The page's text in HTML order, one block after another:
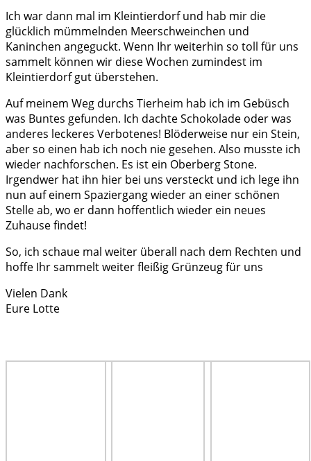
Ich war dann mal im Kleintierdorf und hab mir die
glücklich mümmelnden Meerschweinchen und
Kaninchen angeguckt. Wenn Ihr weiterhin so toll für uns
sammelt können wir diese Wochen zumindest im
Kleintierdorf gut überstehen.
Auf meinem Weg durchs Tierheim hab ich im Gebüsch
was Buntes gefunden. Ich dachte Schokolade oder was
anderes leckeres Verbotenes! Blöderweise nur ein Stein,
aber so einen hab ich noch nie gesehen. Also musste ich
wieder nachforschen. Es ist ein Oberberg Stone.
Irgendwer hat ihn hier bei uns versteckt und ich lege ihn
nun auf einem Spaziergang wieder an einer schönen
Stelle ab, wo er dann hoffentlich wieder ein neues
Zuhause findet!
So, ich schaue mal weiter überall nach dem Rechten und
hoffe Ihr sammelt weiter fleißig Grünzeug für uns
Vielen Dank
Eure Lotte